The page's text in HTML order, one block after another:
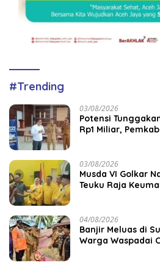
#Trending
03/08/2026
Potensi
Rp1 Miliar,
03/08/2026
Musda VI Golkar
Teuku Raja
04/08/2026
Banjir Meluas di
Warga Waspadai